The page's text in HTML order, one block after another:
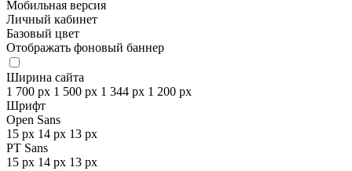
Мобильная версия
Личный кабинет
Базовый цвет
Отображать фоновый баннер
Ширина сайта
1 700 px 1 500 px 1 344 px 1 200 px
Шрифт
Open Sans
15 px 14 px 13 px
PT Sans
15 px 14 px 13 px